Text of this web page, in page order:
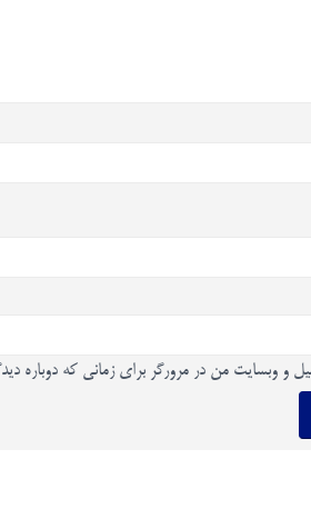
و وبسایت من در مرورگر برای زمانی که دوباره